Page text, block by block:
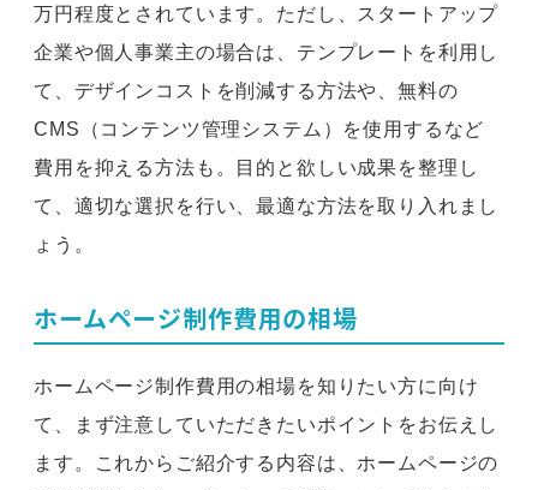
万円程度とされています。ただし、スタートアップ
企業や個人事業主の場合は、テンプレートを利用し
て、デザインコストを削減する方法や、無料の
CMS（コンテンツ管理システム）を使用するなど
費用を抑える方法も。目的と欲しい成果を整理し
て、適切な選択を行い、最適な方法を取り入れまし
ょう。
ホームページ制作費用の相場
ホームページ制作費用の相場を知りたい方に向け
て、まず注意していただきたいポイントをお伝えし
ます。これからご紹介する内容は、ホームページの